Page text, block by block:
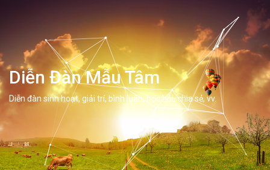
Diễn Đàn Mẫu Tâm
Diễn đàn sinh hoạt, giải trí, bình luân, học hỏi, chia sẻ, vv.